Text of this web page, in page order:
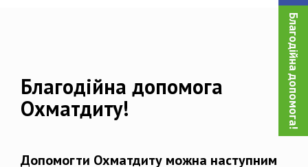
Благодійна допомога!
Благодійна допомога
Охматдиту!
Допомогти Охматдиту можна наступним